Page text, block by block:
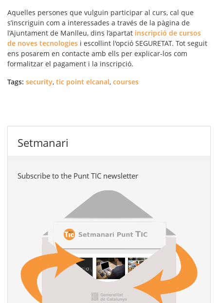
Aquelles persones que vulguin participar al curs, cal que
s’inscriguin com a interessades a través de la pàgina de
l’Ajuntament de Manlleu, dins l’apartat inscripció de cursos
de noves tecnologies i escollint l'opció SEGURETAT. Tot seguit
ens posarem en contacte amb ells per explicar-los com
formalitzar el pagament i la inscripció.
Tags: security, tic point elcanal, courses
Setmanari
Subscribe to the Punt TIC newsletter